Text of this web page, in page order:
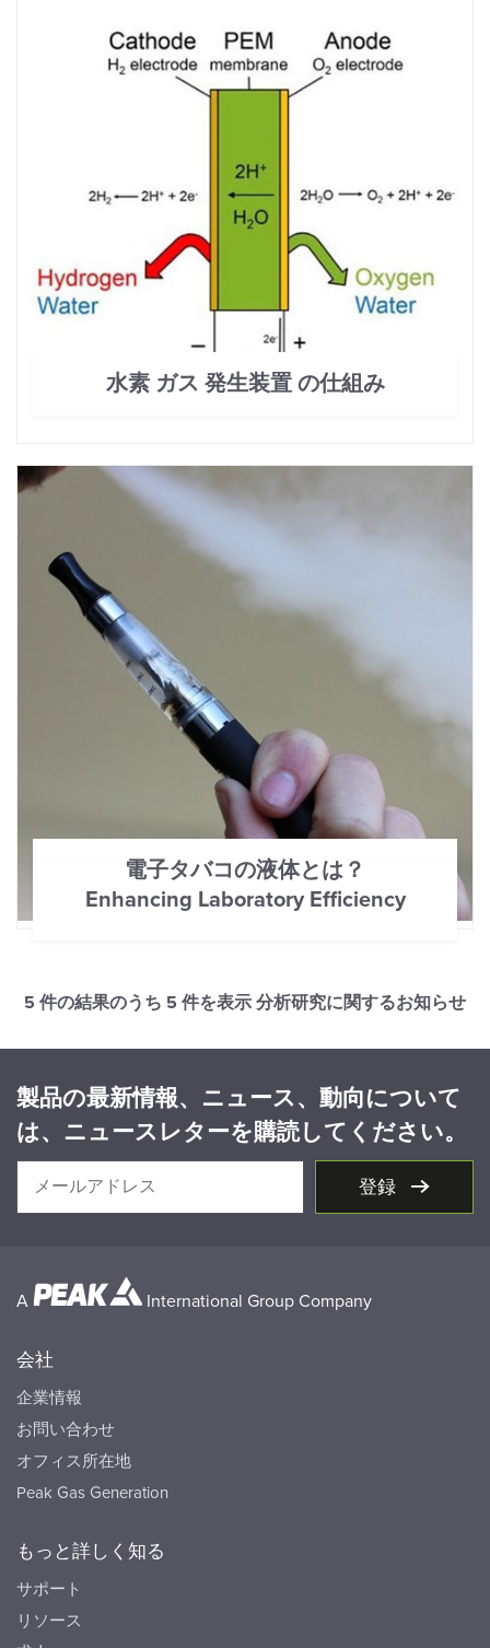
水素 ガス 発生装置 の仕組み
電子タバコの液体とは？
Enhancing Laboratory Efficiency
5 件の結果のうち 5 件を表示 分析研究に関するお知らせ
製品の最新情報、ニュース、動向について
は、ニュースレターを購読してください。
登録
A International Group Company
会社
企業情報
お問い合わせ
オフィス所在地
Peak Gas Generation
もっと詳しく知る
サポート
リソース